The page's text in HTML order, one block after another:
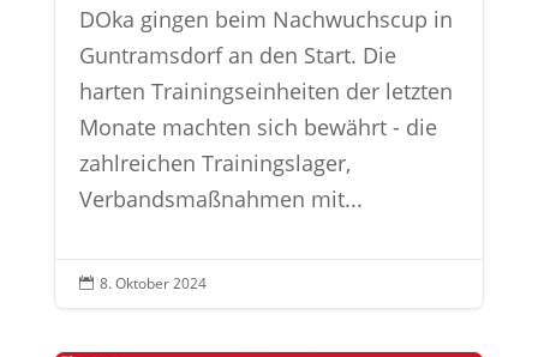
DOka gingen beim Nachwuchscup in
Guntramsdorf an den Start. Die
harten Trainingseinheiten der letzten
Monate machten sich bewährt - die
zahlreichen Trainingslager,
Verbandsmaßnahmen mit...
 8. Oktober 2024